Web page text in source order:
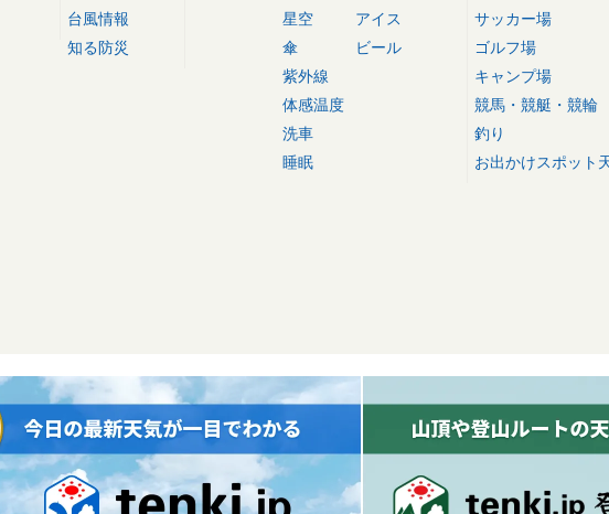
台風情報
知る防災
星空
傘
紫外線
体感温度
洗車
睡眠
アイス
ビール
サッカー場
ゴルフ場
キャンプ場
競馬・競艇・競輪
釣り
お出かけスポット